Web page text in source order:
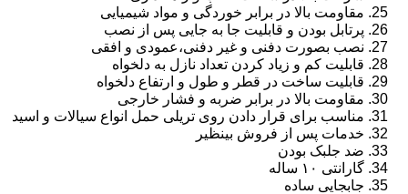
مقاومت بالا در برابر خوردگی و مواد شیمیایی
پرتابل بودن و قابلیت جا به جایی پس از نصب
نصب بصورت دفنی و غیر دفنی،عمودی و افقی
قابلیت کم و زیاد کردن تعداد نازل به دلخواه
قابلیت ساخت در قطر و طول و ارتفاع دلخواه
مقاومت بالا در برابر ضربه و فشار خارجی
مناسب برای قرار دادن روی تریلی حمل انواع سیالات و اسید
خدمات پس از فروش بینظیر
ضد جلبک بودن
گارانتی ۱۰ ساله
جابجایی ساده